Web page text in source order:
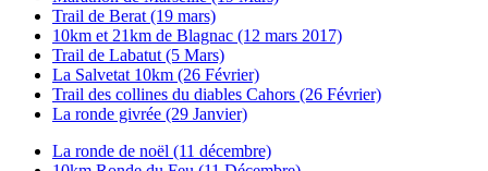
Trail de Berat (19 mars)
10km et 21km de Blagnac (12 mars 2017)
Trail de Labatut (5 Mars)
La Salvetat 10km (26 Février)
Trail des collines du diables Cahors (26 Février)
La ronde givrée (29 Janvier)
La ronde de noël (11 décembre)